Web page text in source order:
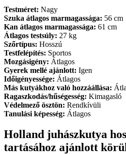
Testméret: Nagy
Szuka átlagos marmagassága: 56 cm
Kan átlagos marmagassága: 61 cm
Átlagos testsúly: 27 kg
Szőrtípus: Hosszú
Testfelépítés: Sportos
Mozgásigény: Átlagos
Gyerek mellé ajánlott: Igen
Időigényessége: Átlagos
Más kutyákhoz való hozzáállása:
Ragaszkodás/hűségesség: Kimagasló
Védelmező ösztön: Rendkívüli
Tanulási képesség: Átlagos
Holland juhászkutya
tartásához ajánlott